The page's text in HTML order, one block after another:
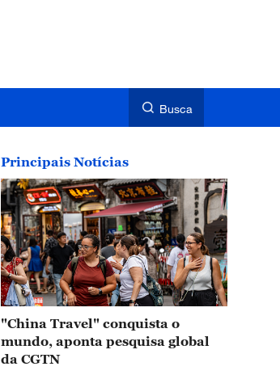
Busca
Principais Notícias
"China Travel" conquista o
mundo, aponta pesquisa global
da CGTN